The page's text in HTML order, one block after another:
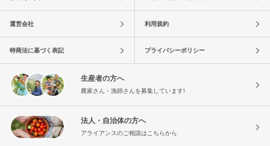
運営会社 利用規約
特商法に基づく表記 プライバシーポリシー
生産者の方へ
農家さん・漁師さんを募集しています!
法人・自治体の方へ
アライアンスのご相談はこちらから